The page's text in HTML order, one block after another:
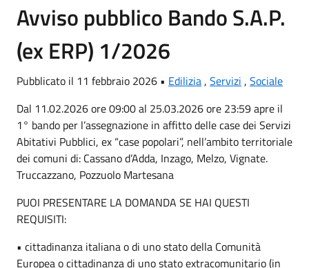
Avviso pubblico Bando S.A.P.
(ex ERP) 1/2026
Pubblicato il 11 febbraio 2026 • Edilizia, Servizi , Sociale
Dal 11.02.2026 ore 09:00 al 25.03.2026 ore 23:59 apre il
1° bando per l’assegnazione in affitto delle case dei Servizi
Abitativi Pubblici, ex “case popolari”, nell’ambito territoriale
dei comuni di: Cassano d’Adda, Inzago, Melzo, Vignate.
Truccazzano, Pozzuolo Martesana
PUOI PRESENTARE LA DOMANDA SE HAI QUESTI
REQUISITI:
• cittadinanza italiana o di uno stato della Comunità
Europea o cittadinanza di uno stato extracomunitario (in